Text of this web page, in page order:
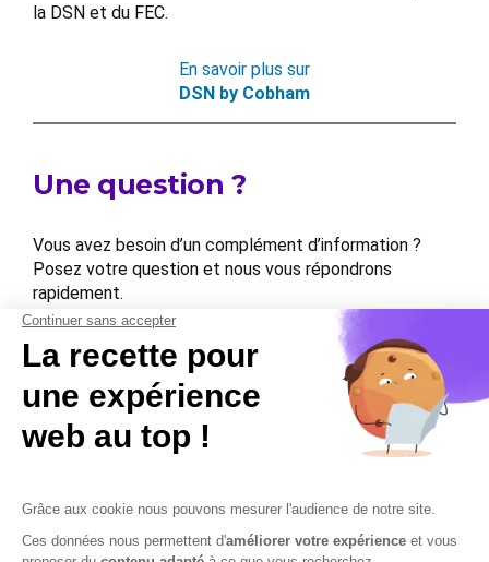
la DSN et du FEC.
En savoir plus sur
DSN by Cobham
Une question ?
Vous avez besoin d’un complément d’information ?
Posez votre question et nous vous répondrons
rapidement.
Contactez-nous
Contactez-nous Mentions légales
Plan du site